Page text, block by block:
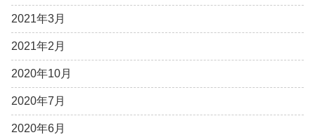
2021年3月
2021年2月
2020年10月
2020年7月
2020年6月